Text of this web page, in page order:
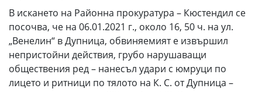
В искането на Районна прокуратура – Кюстендил се
посочва, че на 06.01.2021 г., около 16, 50 ч. на ул.
„Венелин“ в Дупница, обвиняемият е извършил
непристойни действия, грубо нарушаващи
обществения ред – нанесъл удари с юмруци по
лицето и ритници по тялото на К. С. от Дупница –